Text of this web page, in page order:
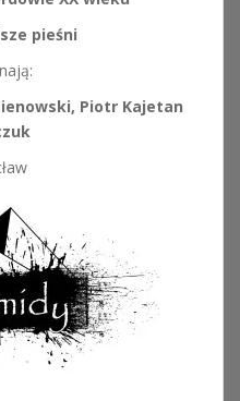
pieśni
Piotr Kajetan